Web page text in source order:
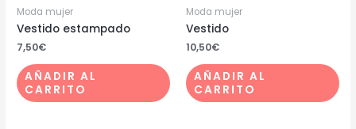
Moda mujer
Vestido estampado
7,50€
AÑADIR AL
CARRITO
Moda mujer
Vestido
10,50€
AÑADIR AL
CARRITO